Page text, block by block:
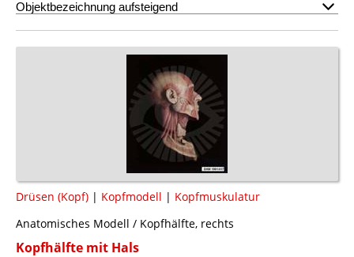
Drüsen (Kopf) | Kopfmodell | Kopfmuskulatur
Anatomisches Modell / Kopfhälfte, rechts
Kopfhälfte mit Hals